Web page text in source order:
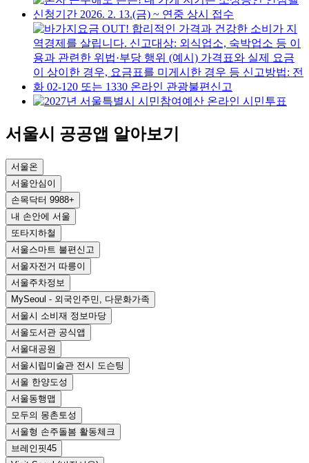
서울시 공공앱 알아보기
서울온
서울안심이
손목닥터 9988+
내 손안에 서울
또타지하철
서울스마트 불편신고
서울자전거 따릉이
서울주차정보
MySeoul - 외국인주민, 다문화가족
서울시 소비재 정보마당
서울도서관 공식앱
서울대공원
서울시립미술관 전시 도슨팅
서울 한양도성
서울동행맵
모두의 몽촌토성
서울형 손주돌봄 활동체크
브레인핏45